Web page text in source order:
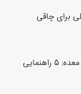
برای چاقی
اقدامات قبل از عمل اسلیو معده: 5 راهنمایی